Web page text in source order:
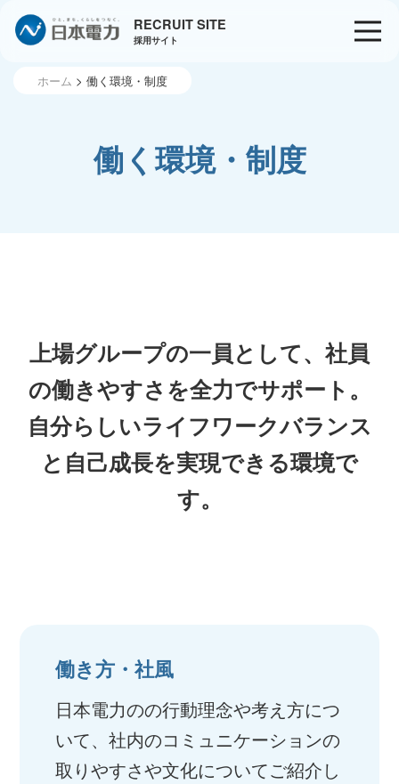
RECRUIT SITE
採用サイト
ホーム 働く環境・制度
働く環境・制度
上場グループの一員として、社員
の働きやすさを全力でサポート。
自分らしいライフワークバランス
と自己成長を実現できる環境で
す。
働き方・社風
日本電力のの行動理念や考え方につ
いて、社内のコミュニケーションの
取りやすさや文化についてご紹介し